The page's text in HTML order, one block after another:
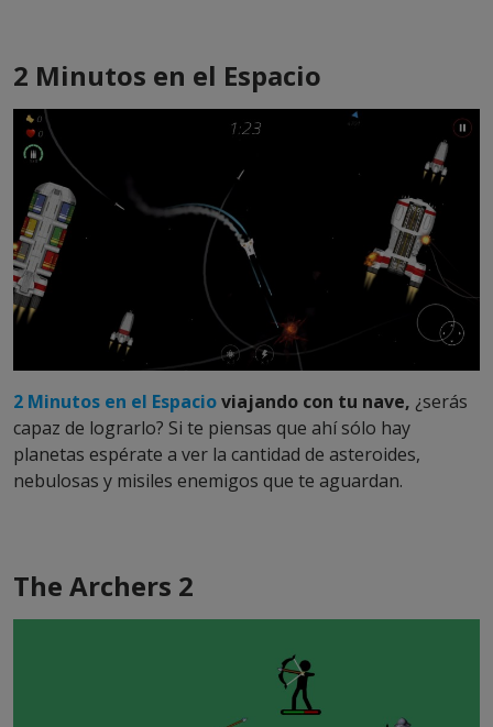
2 Minutos en el Espacio
2 Minutos en el Espacioviajando con tu nave, ¿serás
capaz de lograrlo? Si te piensas que ahí sólo hay
planetas espérate a ver la cantidad de asteroides,
nebulosas y misiles enemigos que te aguardan.
The Archers 2